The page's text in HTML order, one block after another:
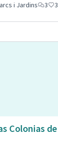
i Jardins 3 3
Colonias de